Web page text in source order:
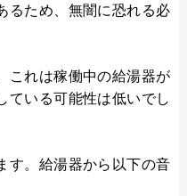
るため、無闇に恐れる必
これは稼働中の給湯器が
ている可能性は低いでし
す。給湯器から以下の音